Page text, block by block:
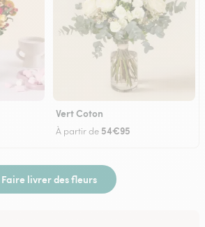
Vert Coton
À partir de 54€95
Faire livrer des fleurs